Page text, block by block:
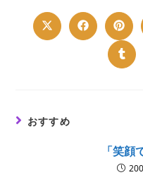
Opens
in
Opens
in
window
Opens
in
a
new
in
おすすめ
「笑顔